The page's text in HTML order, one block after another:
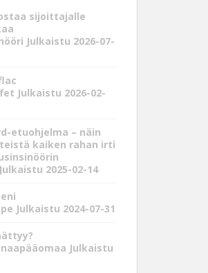
sijoittajalle
Julkaistu 2026-07-
Julkaistu 2026-02-
etuohjelma – näin
kaiken rahan irti
Julkaistu 2025-02-14
Julkaistu 2024-07-31
Julkaistu